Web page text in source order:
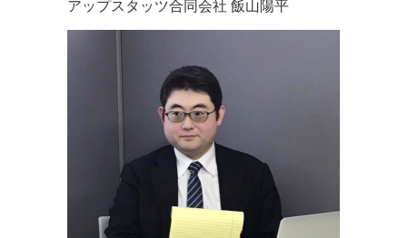
e
アップスタッツ合同会社 飯山陽平